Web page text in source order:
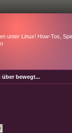
unter Linux! How-Tos,
über bewegt...